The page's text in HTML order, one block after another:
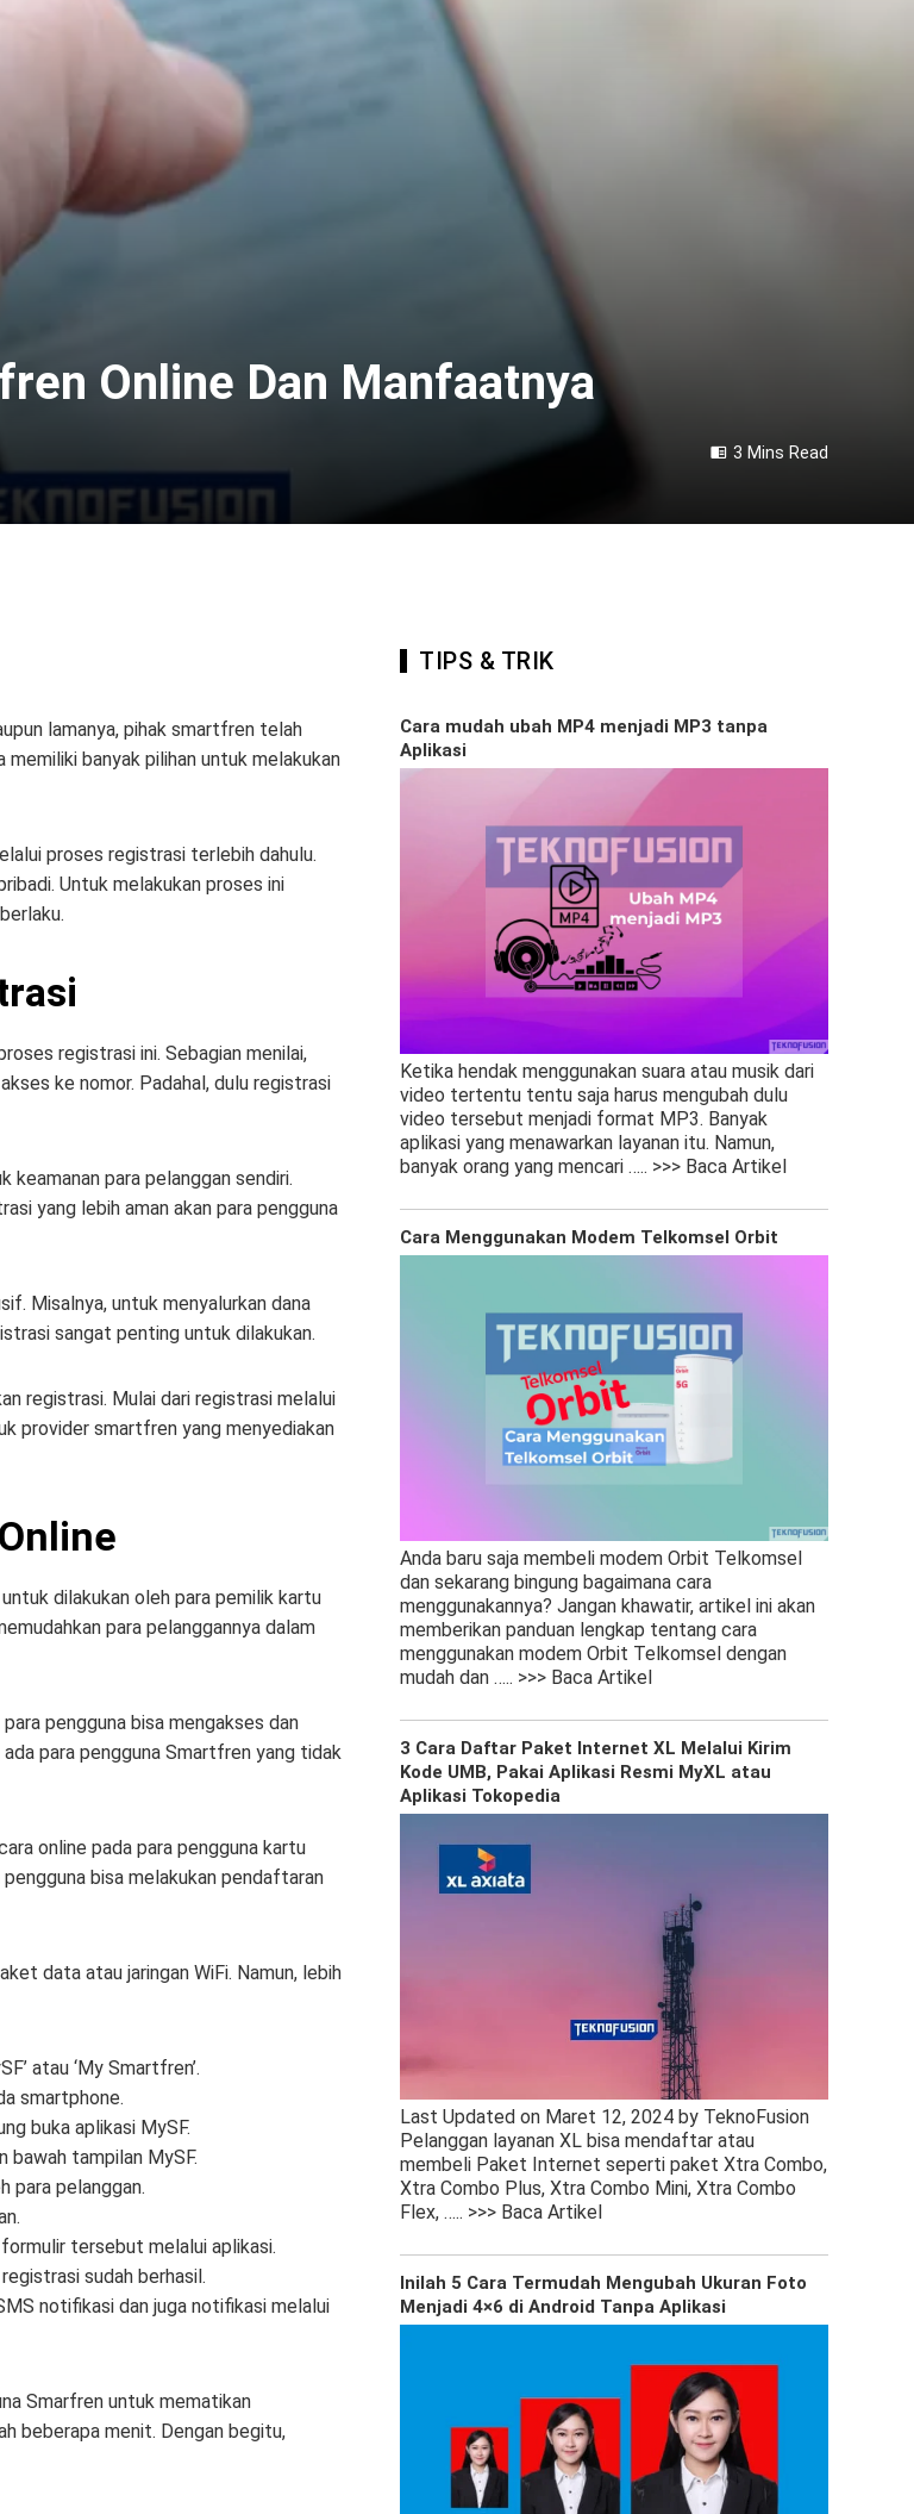
Online Dan Manfaatnya
3 Mins Read
lamanya, pihak smartfren telah
banyak pilihan untuk melakukan
proses registrasi terlebih dahulu.
Untuk melakukan proses ini
registrasi ini. Sebagian menilai,
ke nomor. Padahal, dulu registrasi
keamanan para pelanggan sendiri.
yang lebih aman akan para pengguna
Misalnya, untuk menyalurkan dana
sangat penting untuk dilakukan.
registrasi. Mulai dari registrasi melalui
provider smartfren yang menyediakan
dilakukan oleh para pemilik kartu
para pelanggannya dalam
pengguna bisa mengakses dan
para pengguna Smartfren yang tidak
online pada para pengguna kartu
bisa melakukan pendaftaran
data atau jaringan WiFi. Namun, lebih
atau ‘My Smartfren’.
smartphone.
buka aplikasi MySF.
bawah tampilan MySF.
para pelanggan.
tersebut melalui aplikasi.
sudah berhasil.
notifikasi dan juga notifikasi melalui
Smarfren untuk mematikan
beberapa menit. Dengan begitu,
TIPS & TRIK
Cara mudah ubah MP4 menjadi MP3 tanpa
Aplikasi
Ketika hendak menggunakan suara atau musik dari
video tertentu tentu saja harus mengubah dulu
video tersebut menjadi format MP3. Banyak
aplikasi yang menawarkan layanan itu. Namun,
banyak orang yang mencari ….. >>> Baca Artikel
Cara Menggunakan Modem Telkomsel Orbit
Anda baru saja membeli modem Orbit Telkomsel
dan sekarang bingung bagaimana cara
menggunakannya? Jangan khawatir, artikel ini akan
memberikan panduan lengkap tentang cara
menggunakan modem Orbit Telkomsel dengan
mudah dan ….. >>> Baca Artikel
3 Cara Daftar Paket Internet XL Melalui Kirim
Kode UMB, Pakai Aplikasi Resmi MyXL atau
Aplikasi Tokopedia
Last Updated on Maret 12, 2024 by TeknoFusion
Pelanggan layanan XL bisa mendaftar atau
membeli Paket Internet seperti paket Xtra Combo,
Xtra Combo Plus, Xtra Combo Mini, Xtra Combo
Flex, ….. >>> Baca Artikel
Inilah 5 Cara Termudah Mengubah Ukuran Foto
Menjadi 4×6 di Android Tanpa Aplikasi